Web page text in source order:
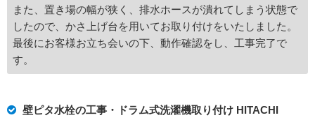
また、置き場の幅が狭く、排水ホースが潰れてしまう状態で
したので、かさ上げ台を用いてお取り付けをいたしました。
最後にお客様お立ち会いの下、動作確認をし、工事完了で
す。
壁ピタ水栓の工事・ドラム式洗濯機取り付け HITACHI